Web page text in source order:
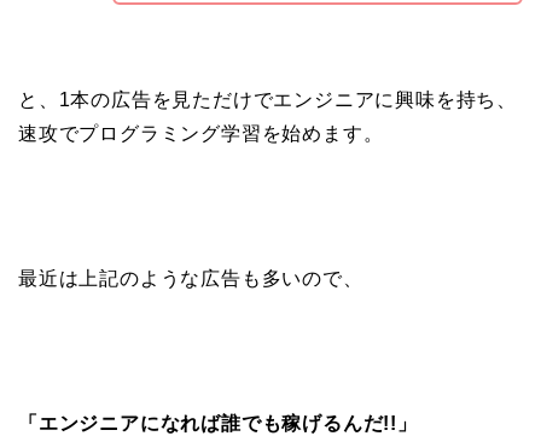
と、1本の広告を見ただけでエンジニアに興味を持ち、
速攻でプログラミング学習を始めます。
最近は上記のような広告も多いので、
「エンジニアになれば誰でも稼げるんだ!!」